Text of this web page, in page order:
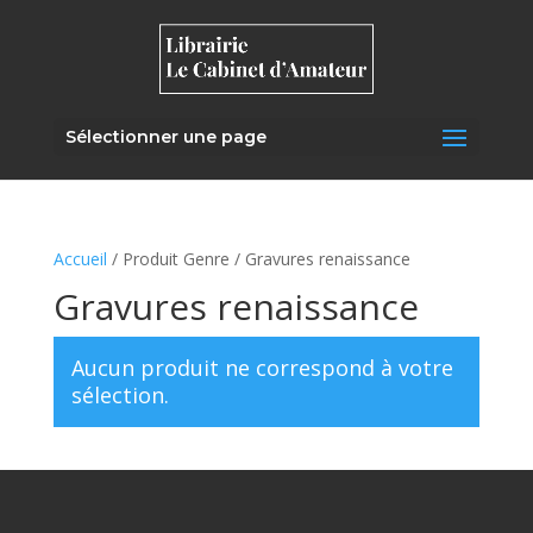
Sélectionner une page
Accueil / Produit Genre / Gravures renaissance
Gravures renaissance
Aucun produit ne correspond à votre
sélection.